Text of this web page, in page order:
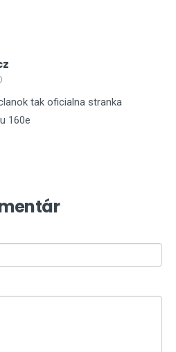
tak oficialna stranka
160e